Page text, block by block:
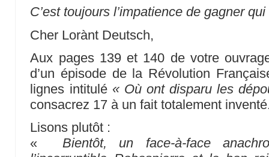
C’est toujours l’impatience de gagner
Cher Lorànt Deutsch,
Aux pages 139 et 140 de votre
d’un épisode de la Révolution
lignes intitulé « Où ont disparu les
consacrez 17 à un fait totalement
Lisons plutôt :
«
Bientôt, un face-à-face